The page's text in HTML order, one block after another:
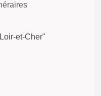
et-Cher"